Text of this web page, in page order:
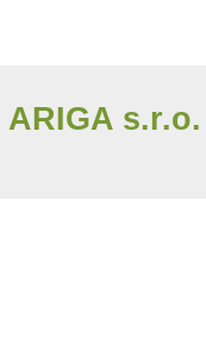
ARIGA s.r.o.